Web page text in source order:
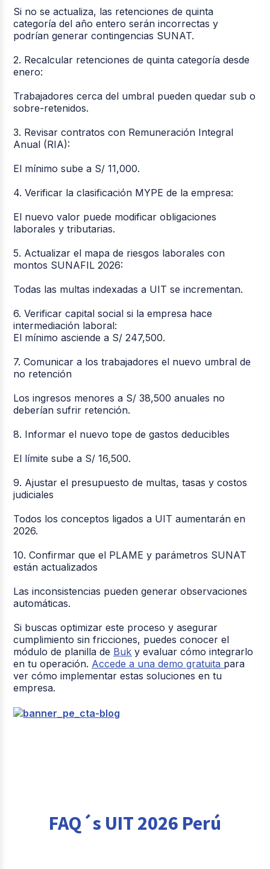
Si no se actualiza, las retenciones de quinta
categoría del año entero serán incorrectas y
podrían generar contingencias SUNAT.
2. Recalcular retenciones de quinta categoría desde
enero:
Trabajadores cerca del umbral pueden quedar sub o
sobre-retenidos.
3. Revisar contratos con Remuneración Integral
Anual (RIA):
El mínimo sube a S/ 11,000.
4. Verificar la clasificación MYPE de la empresa:
El nuevo valor puede modificar obligaciones
laborales y tributarias.
5. Actualizar el mapa de riesgos laborales con
montos SUNAFIL 2026:
Todas las multas indexadas a UIT se incrementan.
6. Verificar capital social si la empresa hace
intermediación laboral:
El mínimo asciende a S/ 247,500.
7. Comunicar a los trabajadores el nuevo umbral de
no retención
Los ingresos menores a S/ 38,500 anuales no
deberían sufrir retención.
8. Informar el nuevo tope de gastos deducibles
El límite sube a S/ 16,500.
9. Ajustar el presupuesto de multas, tasas y costos
judiciales
Todos los conceptos ligados a UIT aumentarán en
2026.
10. Confirmar que el PLAME y parámetros SUNAT
están actualizados
Las inconsistencias pueden generar observaciones
automáticas.
Si buscas optimizar este proceso y asegurar
cumplimiento sin fricciones, puedes conocer el
módulo de planilla de Buk y evaluar cómo integrarlo
en tu operación. Accede a una demo gratuita para
ver cómo implementar estas soluciones en tu
empresa.
FAQ´s UIT 2026 Perú